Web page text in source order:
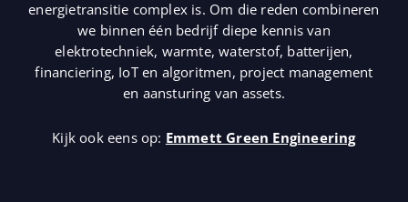
energietransitie complex is. Om die reden combineren
we binnen één bedrijf diepe kennis van
elektrotechniek, warmte, waterstof, batterijen,
financiering, IoT en algoritmen, project management
en aansturing van assets.
Kijk ook eens op: Emmett Green Engineering